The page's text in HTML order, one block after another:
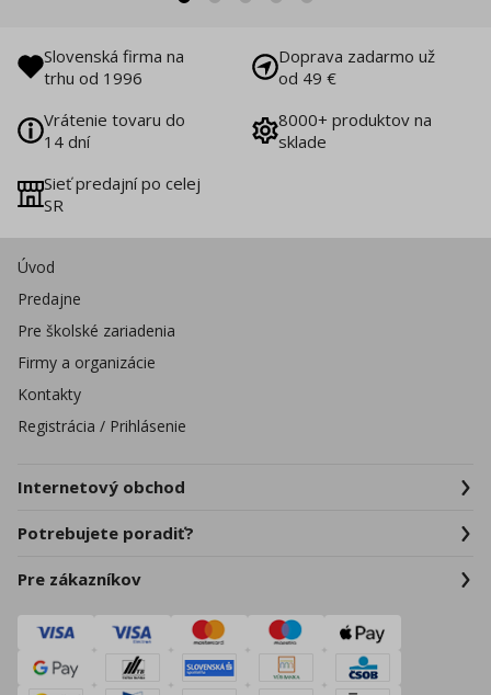
Slovenská firma na
trhu od 1996
Doprava zadarmo už
od 49 €
Vrátenie tovaru do
14 dní
8000+ produktov na
sklade
Sieť predajní po celej
SR
Úvod
Predajne
Pre školské zariadenia
Firmy a organizácie
Kontakty
Registrácia / Prihlásenie
Internetový obchod
Potrebujete poradiť?
Pre zákazníkov